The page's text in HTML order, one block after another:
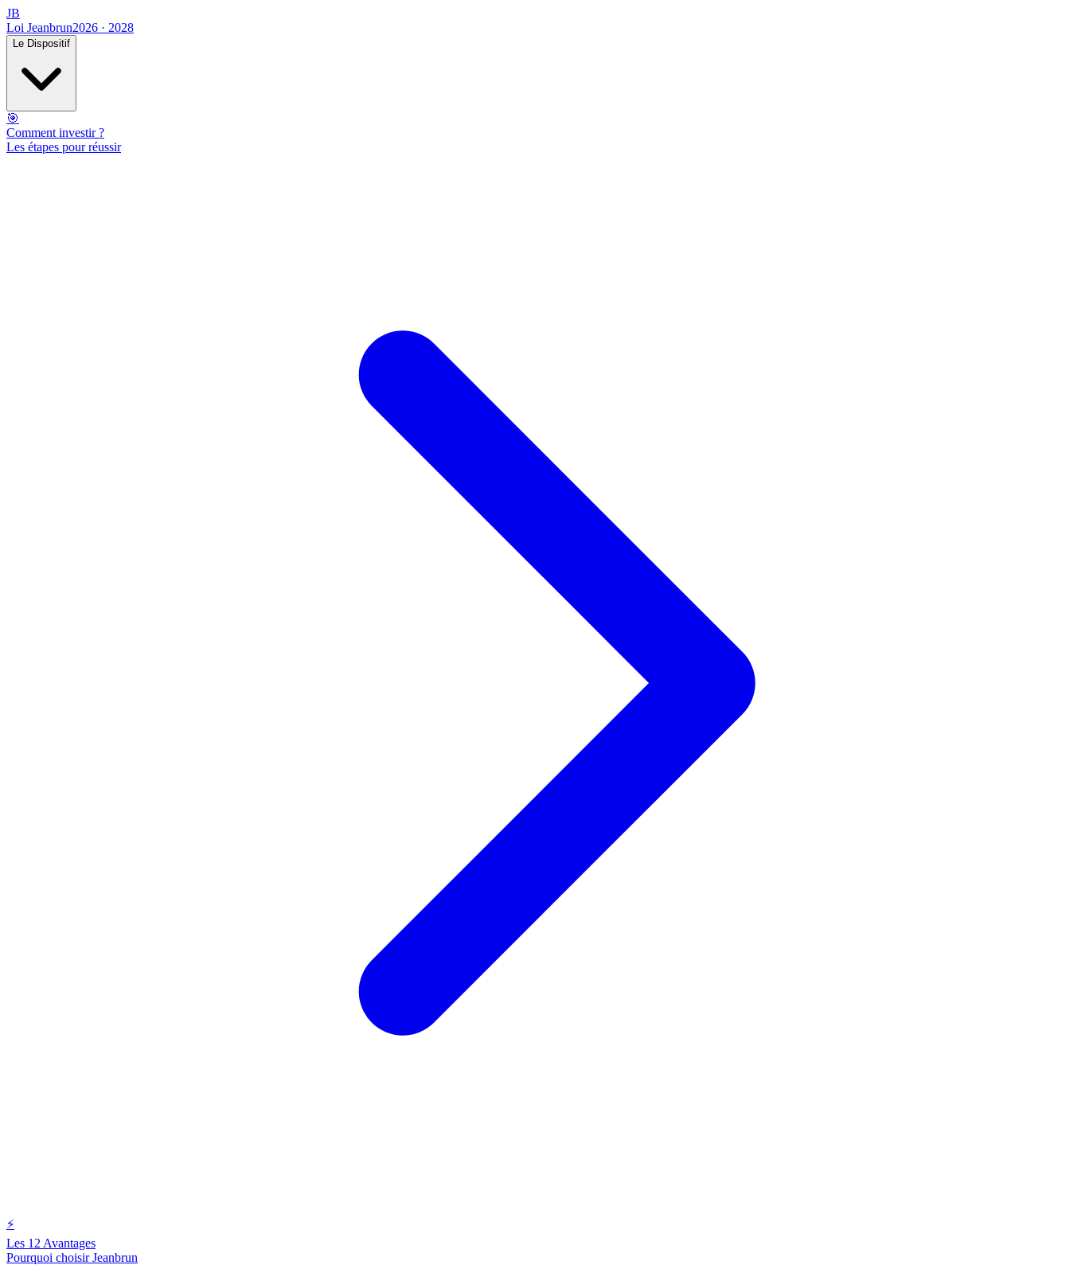
JB
Loi Jeanbrun2026 · 2028
Le Dispositif
🎯
Comment investir ?
Les étapes pour réussir
⚡
Les 12 Avantages
Pourquoi choisir Jeanbrun